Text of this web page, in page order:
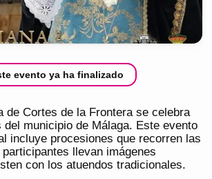
evento ya ha finalizado
de Cortes de la Frontera se celebra
municipio de Málaga. Este evento
incluye procesiones que recorren las
llevan imágenes
con los atuendos tradicionales.